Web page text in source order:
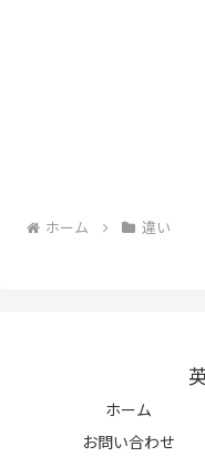
ホーム 違い
ホーム
お問い合わせ